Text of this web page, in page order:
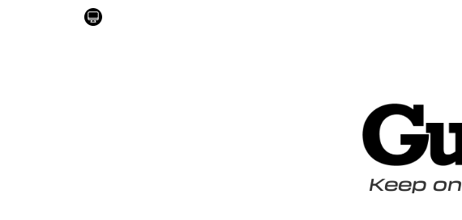
Keepon